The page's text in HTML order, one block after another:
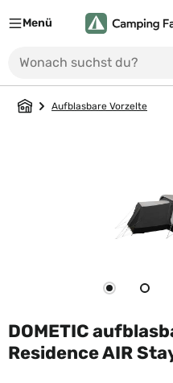
Menü
Aufblasbare Vorzelte
DOMETIC
Residence AIR